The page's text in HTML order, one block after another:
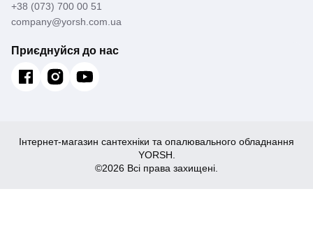
+38 (073) 700 00 51
company@yorsh.com.ua
Приєднуйся до нас
Інтернет-магазин сантехніки та опалювального обладнання
YORSH.
©2026 Всі права захищені.